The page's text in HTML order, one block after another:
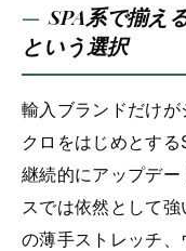
SPA系で揃え
という選択
輸入ブランドだけ
クロをはじめとす
継続的にアップデ
スでは依然として
の薄手ストレッチ